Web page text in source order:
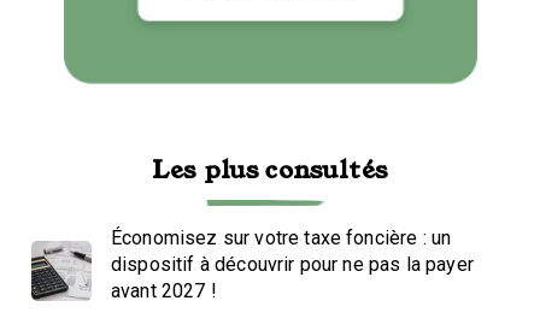
Les plus consultés
Économisez sur votre taxe foncière : un
dispositif à découvrir pour ne pas la payer
avant 2027 !